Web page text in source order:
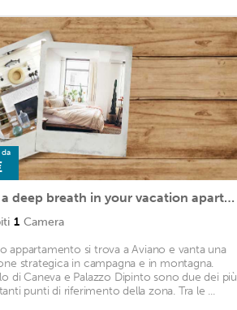
Take a deep breath in your vacation apartment on the mountainside with a view of the summit.
1 Camera
appartamento si trova a Aviano e vanta una
strategica in campagna e in montagna.
di Caneva e Palazzo Dipinto sono due dei più
punti di riferimento della zona. Tra le ...